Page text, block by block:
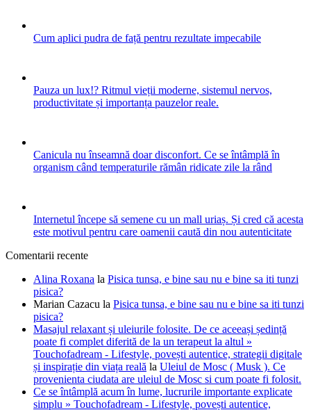
Cum aplici pudra de față pentru rezultate impecabile
Pauza un lux!? Ritmul vieții moderne, sistemul nervos,
productivitate și importanța pauzelor reale.
Canicula nu înseamnă doar disconfort. Ce se întâmplă în
organism când temperaturile rămân ridicate zile la rând
Internetul începe să semene cu un mall uriaș. Și cred că acesta
este motivul pentru care oamenii caută din nou autenticitate
Comentarii recente
Alina Roxana la Pisica tunsa, e bine sau nu e bine sa iti tunzi
pisica?
Marian Cazacu la Pisica tunsa, e bine sau nu e bine sa iti tunzi
pisica?
Masajul relaxant și uleiurile folosite. De ce aceeași ședință
poate fi complet diferită de la un terapeut la altul »
Touchofadream - Lifestyle, povești autentice, strategii digitale
și inspirație din viața reală la Uleiul de Mosc ( Musk ). Ce
provenienta ciudata are uleiul de Mosc si cum poate fi folosit.
Ce se întâmplă acum în lume, lucrurile importante explicate
simplu » Touchofadream - Lifestyle, povești autentice,